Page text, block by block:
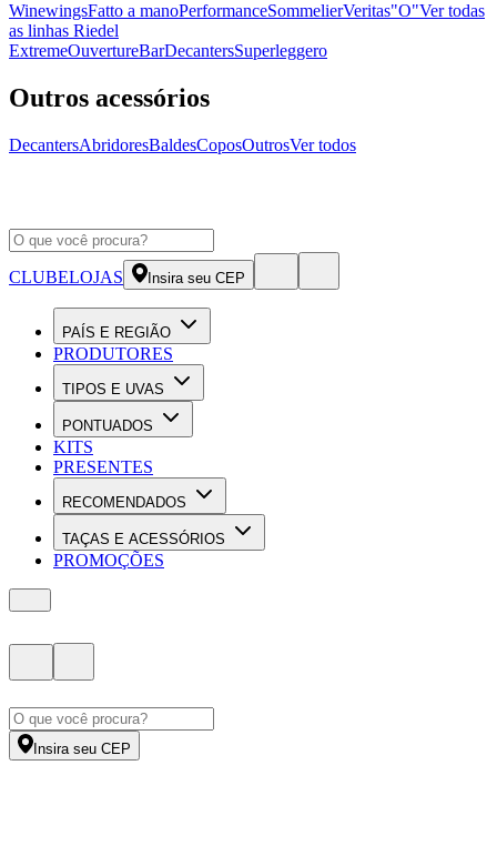
WinewingsFatto a manoPerformanceSommelierVeritas"O"Ver todas
as linhas Riedel
ExtremeOuvertureBarDecantersSuperleggero
Outros acessórios
DecantersAbridoresBaldesCoposOutrosVer todos
CLUBELOJAS Insira seu CEP
PAÍS E REGIÃO
PRODUTORES
TIPOS E UVAS
PONTUADOS
KITS
PRESENTES
RECOMENDADOS
TAÇAS E ACESSÓRIOS
PROMOÇÕES
Insira seu CEP